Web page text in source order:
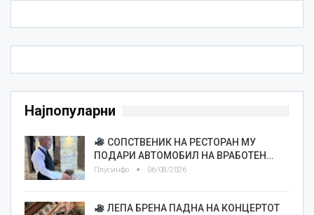
Најпопуларни
СОПСТВЕНИК НА РЕСТОРАН МУ
ПОДАРИ АВТОМОБИЛ НА ВРАБОТЕН…
Плусинфо 06/08/2026
ЛЕПА БРЕНА ПАДНА НА КОНЦЕРТОТ